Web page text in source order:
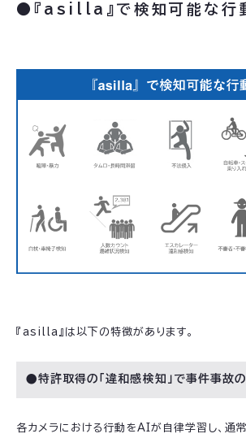
●『asilla』で検知可能な行
『asilla』は以下の特徴があります。
●特許取得の「違和感検知」で事件事故
各カメラにおける行動をAIが自律学習し、通